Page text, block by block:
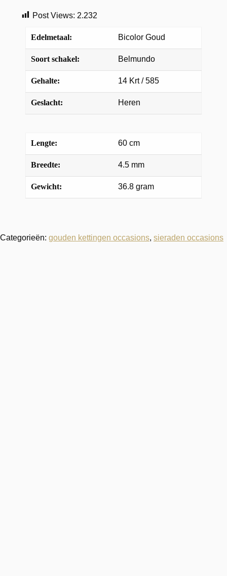
Post Views: 2.232
Edelmetaal: Bicolor Goud
Soort schakel: Belmundo
Gehalte: 14 Krt / 585
Geslacht: Heren
Lengte: 60 cm
Breedte: 4.5 mm
Gewicht: 36.8 gram
Categorieën: gouden kettingen occasions, sieraden occasions